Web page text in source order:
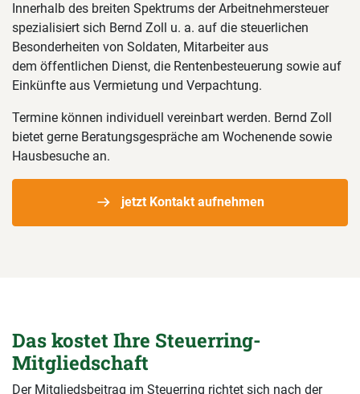
Innerhalb des breiten Spektrums der Arbeitnehmersteuer
spezialisiert sich Bernd Zoll u. a. auf die steuerlichen
Besonderheiten von Soldaten, Mitarbeiter aus
dem öffentlichen Dienst, die Rentenbesteuerung sowie auf
Einkünfte aus Vermietung und Verpachtung.
Termine können individuell vereinbart werden. Bernd Zoll
bietet gerne Beratungsgespräche am Wochenende sowie
Hausbesuche an.
jetzt Kontakt aufnehmen
Das kostet Ihre Steuerring-
Mitgliedschaft
Der Mitgliedsbeitrag im Steuerring richtet sich nach der